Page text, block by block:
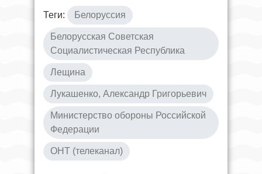
Теги: Белоруссия
Белорусская Советская
Социалистическая Республика
Лещина
Лукашенко, Александр Григорьевич
Министерство обороны Российской
Федерации
ОНТ (телеканал)